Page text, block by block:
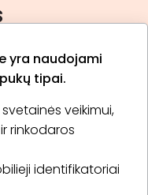
yra naudojami
tipai.
veikimui,
rinkodaros
identifikatoriai
politika